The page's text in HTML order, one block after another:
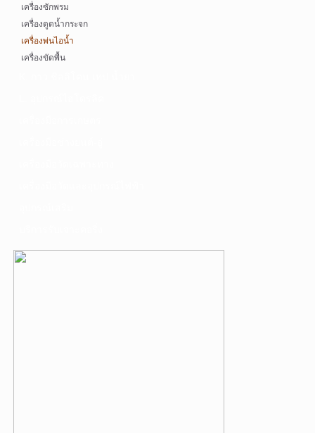
เครื่องซักพรม
เครื่องดูดน้ำกระจก
เครื่องพ่นไอน้ำ
เครื่องขัดพื้น